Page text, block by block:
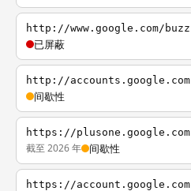
http://www.google.com/buzz
已屏蔽
http://accounts.google.com
间歇性
https://plusone.google.com
截至 2026 年 间歇性
https://account.google.com